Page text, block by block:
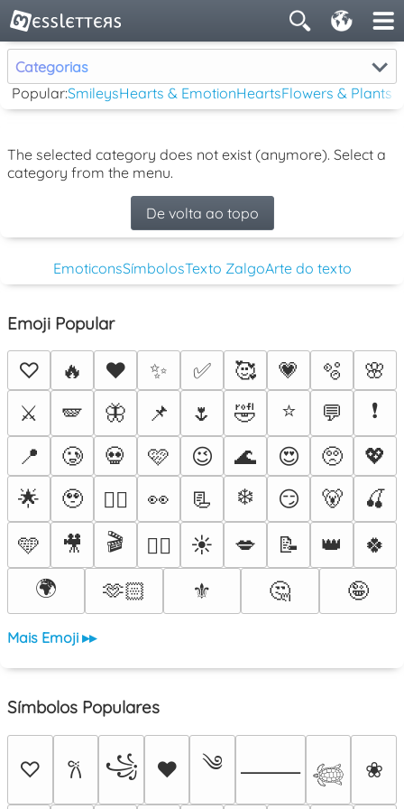
Categorias
Popular:SmileysHearts & EmotionHeartsFlowers & Plants
The selected category does not exist (anymore). Select a
category from the menu.
De volta ao topo
EmoticonsSímbolosTexto ZalgoArte do texto
Emoji Popular
♡ 🔥 ❤️ ✨ ✅ 🥰 💗 🫧
🌸
⚔️
🪽 🦋 📌 🌷 🤣 ⭐ 💬
❗
📍
🥲 💀 🩷 😉 🌊 😍 🥺
💖
🌟
🥹 ❤️‍🔥 👀 📃 ❄️ 😏 🐻
🍒
🩵
🎥 🎬 🐦‍🔥 ☀️ 💋 📝 👑
🍀
🌍
🫶🏻 ⚜️ 🤔 🤪
Mais Emoji ▸▸
Símbolos Populares
♡ 𐙚 ꧁ ♥ ༄ ⸻ 𓆉 ❀